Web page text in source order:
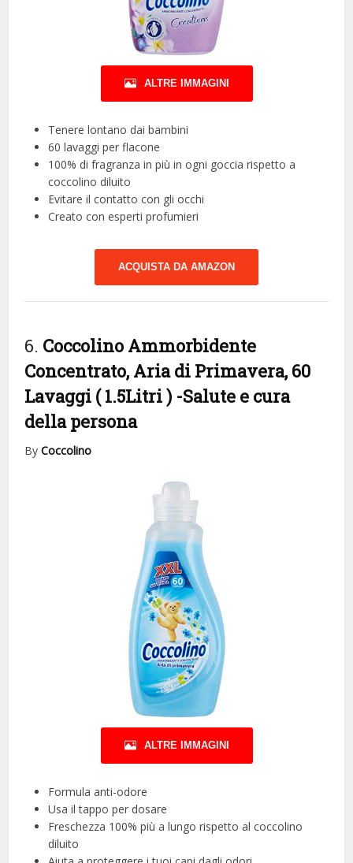
ALTRE IMMAGINI
Tenere lontano dai bambini
60 lavaggi per flacone
100% di fragranza in più in ogni goccia rispetto a
coccolino diluito
Evitare il contatto con gli occhi
Creato con esperti profumieri
ACQUISTA DA AMAZON
6. Coccolino Ammorbidente
Concentrato, Aria di Primavera, 60
Lavaggi ( 1.5Litri ) -Salute e cura
della persona
ByCoccolino
ALTRE IMMAGINI
Formula anti-odore
Usa il tappo per dosare
Freschezza 100% più a lungo rispetto al coccolino
diluito